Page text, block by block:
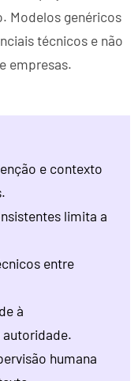
Modelos genéricos
técnicos e não
empresas.
e contexto
limita a
entre
à
autoridade.
humana